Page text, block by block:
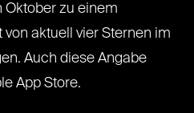
Oktober zu einem
aktuell vier Sternen im
Auch diese Angabe
App Store.